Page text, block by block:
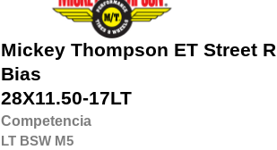
Mickey Thompson ET Street R
Bias
28X11.50-17LT
Competencia
LT BSW M5